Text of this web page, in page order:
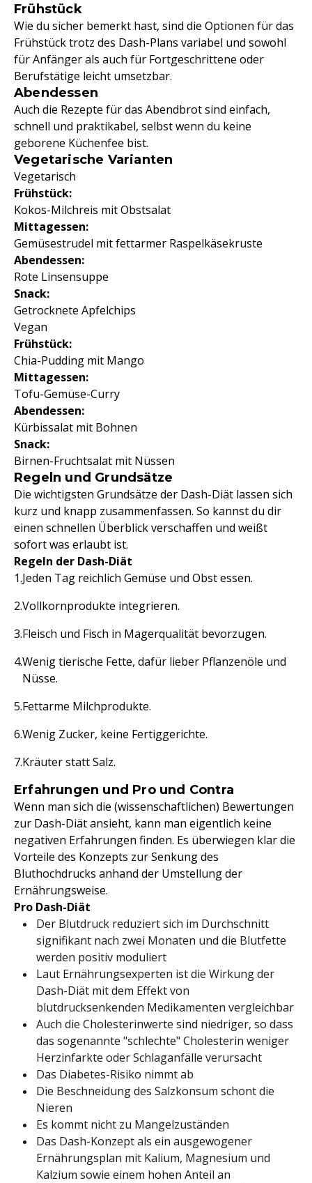
Frühstück
Wie du sicher bemerkt hast, sind die Optionen für das
Frühstück trotz des Dash-Plans variabel und sowohl
für Anfänger als auch für Fortgeschrittene oder
Berufstätige leicht umsetzbar.
Abendessen
Auch die Rezepte für das Abendbrot sind einfach,
schnell und praktikabel, selbst wenn du keine
geborene Küchenfee bist.
Vegetarische Varianten
Vegetarisch
Frühstück:
Kokos-Milchreis mit Obstsalat
Mittagessen:
Gemüsestrudel mit fettarmer Raspelkäsekruste
Abendessen:
Rote Linsensuppe
Snack:
Getrocknete Apfelchips
Vegan
Frühstück:
Chia-Pudding mit Mango
Mittagessen:
Tofu-Gemüse-Curry
Abendessen:
Kürbissalat mit Bohnen
Snack:
Birnen-Fruchtsalat mit Nüssen
Regeln und Grundsätze
Die wichtigsten Grundsätze der Dash-Diät lassen sich
kurz und knapp zusammenfassen. So kannst du dir
einen schnellen Überblick verschaffen und weißt
sofort was erlaubt ist.
Regeln der Dash-Diät
Jeden Tag reichlich Gemüse und Obst essen.
Vollkornprodukte integrieren.
Fleisch und Fisch in Magerqualität bevorzugen.
Wenig tierische Fette, dafür lieber Pflanzenöle und
Nüsse.
Fettarme Milchprodukte.
Wenig Zucker, keine Fertiggerichte.
Kräuter statt Salz.
Erfahrungen und Pro und Contra
Wenn man sich die (wissenschaftlichen) Bewertungen
zur Dash-Diät ansieht, kann man eigentlich keine
negativen Erfahrungen finden. Es überwiegen klar die
Vorteile des Konzepts zur Senkung des
Bluthochdrucks anhand der Umstellung der
Ernährungsweise.
Pro Dash-Diät
Der Blutdruck reduziert sich im Durchschnitt
signifikant nach zwei Monaten und die Blutfette
werden positiv moduliert
Laut Ernährungsexperten ist die Wirkung der
Dash-Diät mit dem Effekt von
blutdrucksenkenden Medikamenten vergleichbar
Auch die Cholesterinwerte sind niedriger, so dass
das sogenannte "schlechte" Cholesterin weniger
Herzinfarkte oder Schlaganfälle verursacht
Das Diabetes-Risiko nimmt ab
Die Beschneidung des Salzkonsum schont die
Nieren
Es kommt nicht zu Mangelzuständen
Das Dash-Konzept als ein ausgewogener
Ernährungsplan mit Kalium, Magnesium und
Kalzium sowie einem hohen Anteil an